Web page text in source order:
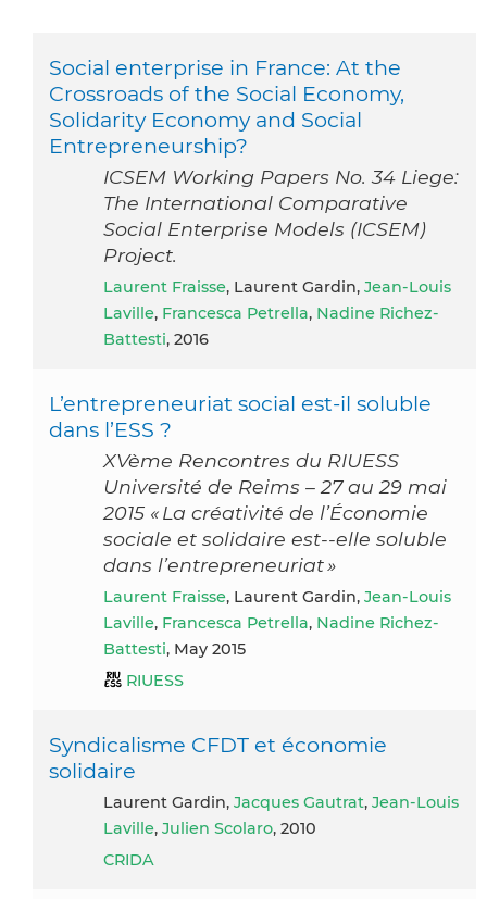
Social enterprise in France: At the
Crossroads of the Social Economy,
Solidarity Economy and Social
Entrepreneurship?
ICSEM Working Papers No. 34 Liege:
The International Comparative
Social Enterprise Models (ICSEM)
Project.
Laurent Fraisse, Laurent Gardin, Jean-Louis
Laville, Francesca Petrella, Nadine Richez-
Battesti, 2016
L’entrepreneuriat social est-il soluble
dans l’ESS ?
XVème Rencontres du RIUESS
Université de Reims – 27 au 29 mai
2015 « La créativité de l’Économie
sociale et solidaire est-­‐elle soluble
dans l’entrepreneuriat »
Laurent Fraisse, Laurent Gardin, Jean-Louis
Laville, Francesca Petrella, Nadine Richez-
Battesti, May 2015
RIUESS
Syndicalisme CFDT et économie
solidaire
Laurent Gardin, Jacques Gautrat, Jean-Louis
Laville, Julien Scolaro, 2010
CRIDA